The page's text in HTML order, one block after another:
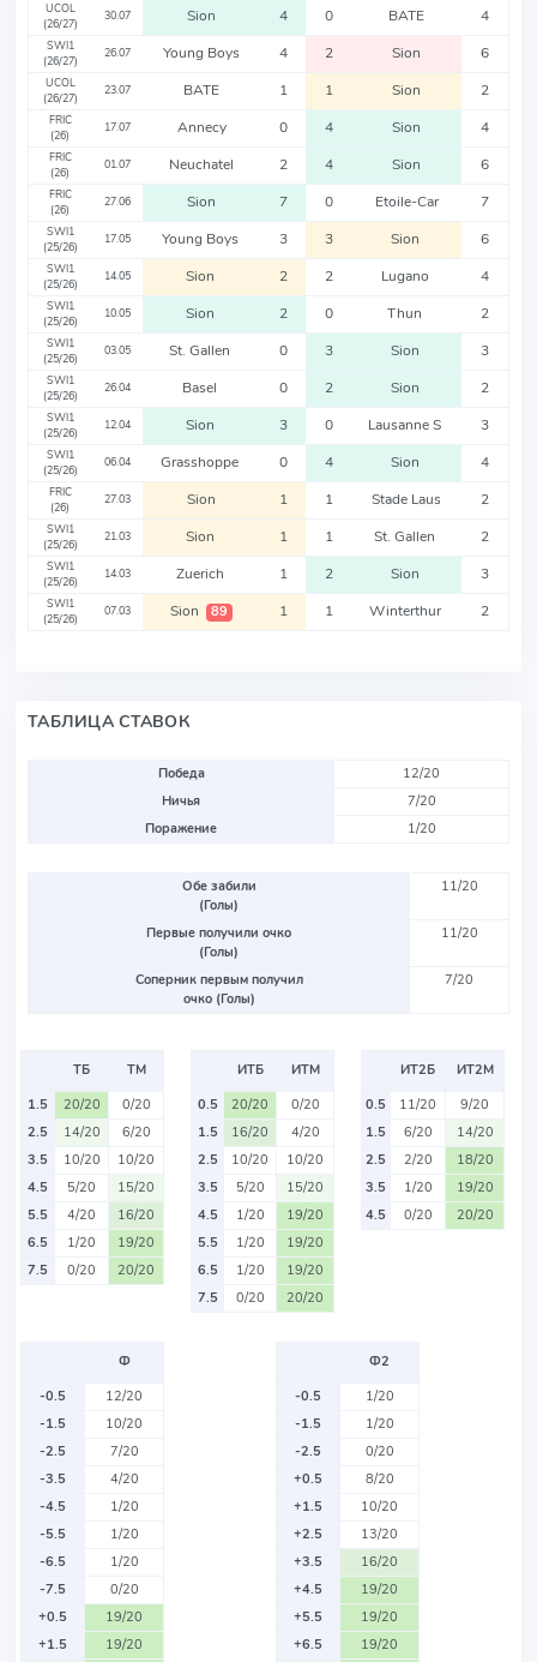
UCOL
(26/27)
30.07 Sion 4 0 BATE 4
SWI1
(26/27)
26.07 Young Boys 4 2 Sion 6
UCOL
(26/27)
23.07 BATE 1 1 Sion 2
FRIC
(26)
17.07 Annecy 0 4 Sion 4
FRIC
(26)
01.07 Neuchatel 2 4 Sion 6
FRIC
(26)
27.06 Sion 7 0 Etoile-Car 7
SWI1
(25/26)
17.05 Young Boys 3 3 Sion 6
SWI1
(25/26)
14.05 Sion 2 2 Lugano 4
SWI1
(25/26)
10.05 Sion 2 0 Thun 2
SWI1
(25/26)
03.05 St. Gallen 0 3 Sion 3
SWI1
(25/26)
26.04 Basel 0 2 Sion 2
SWI1
(25/26)
12.04 Sion 3 0 Lausanne S 3
SWI1
(25/26)
06.04 Grasshoppe 0 4 Sion 4
FRIC
(26)
27.03 Sion 1 1 Stade Laus 2
SWI1
(25/26)
21.03 Sion 1 1 St. Gallen 2
SWI1
(25/26)
14.03 Zuerich 1 2 Sion 3
SWI1
(25/26)
07.03 Sion 89 1 1 Winterthur 2
ТАБЛИЦА СТАВОК
Победа
12/20
Ничья
7/20
Поражение
1/20
Обе забили
(Голы)
11/20
Первые получили очко
(Голы)
11/20
Соперник первым получил
очко (Голы)
7/20
ТБ
ТМ
1.5
20/20
0/20
2.5
14/20
6/20
3.5
10/20
10/20
4.5
5/20
15/20
5.5
4/20
16/20
6.5
1/20
19/20
7.5
0/20 20/20
ИТБ
ИТМ
0.5
20/20
0/20
1.5
16/20
4/20
2.5
10/20
10/20
3.5
5/20
15/20
4.5
1/20
19/20
5.5
1/20
19/20
6.5
1/20
19/20
7.5
0/20 20/20
ИТ2Б
ИТ2М
0.5
11/20
9/20
1.5
6/20
14/20
2.5
2/20
18/20
3.5
1/20
19/20
4.5
0/20 20/20
Ф
-0.5
12/20
-1.5
10/20
-2.5
7/20
-3.5
4/20
-4.5
1/20
-5.5
1/20
-6.5
1/20
-7.5
0/20
+0.5
19/20
+1.5
19/20
Ф2
-0.5
1/20
-1.5
1/20
-2.5
0/20
+0.5
8/20
+1.5
10/20
+2.5
13/20
+3.5
16/20
+4.5
19/20
+5.5
19/20
+6.5
19/20